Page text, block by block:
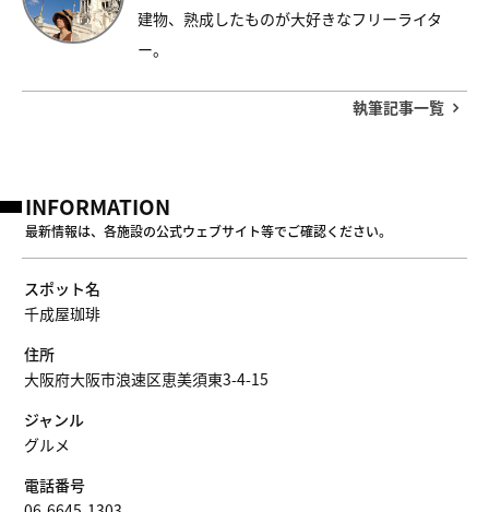
建物、熟成したものが大好きなフリーライタ
ー。
執筆記事一覧
INFORMATION
最新情報は、各施設の公式ウェブサイト等でご確認ください。
スポット名
千成屋珈琲
住所
大阪府大阪市浪速区恵美須東3-4-15
ジャンル
グルメ
電話番号